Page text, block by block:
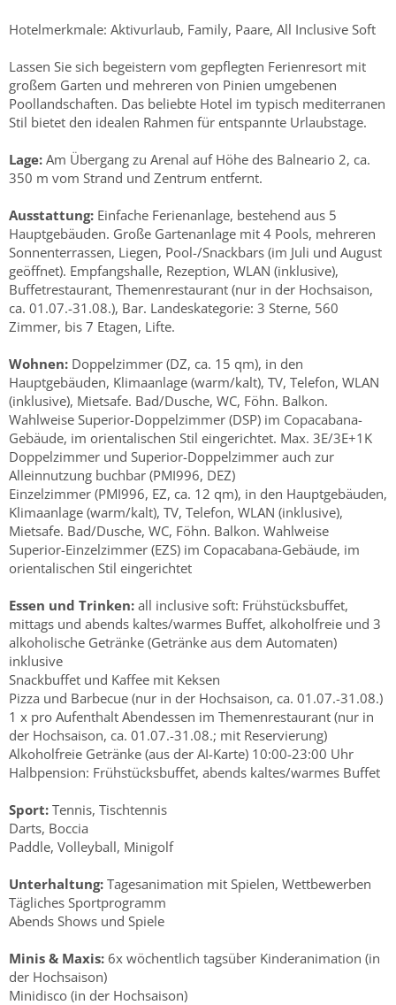
Hotelmerkmale: Aktivurlaub, Family, Paare, All Inclusive Soft
Lassen Sie sich begeistern vom gepflegten Ferienresort mit
großem Garten und mehreren von Pinien umgebenen
Poollandschaften. Das beliebte Hotel im typisch mediterranen
Stil bietet den idealen Rahmen für entspannte Urlaubstage.
Lage: Am Übergang zu Arenal auf Höhe des Balneario 2, ca.
350 m vom Strand und Zentrum entfernt.
Ausstattung: Einfache Ferienanlage, bestehend aus 5
Hauptgebäuden. Große Gartenanlage mit 4 Pools, mehreren
Sonnenterrassen, Liegen, Pool-/Snackbars (im Juli und August
geöffnet). Empfangshalle, Rezeption, WLAN (inklusive),
Buffetrestaurant, Themenrestaurant (nur in der Hochsaison,
ca. 01.07.-31.08.), Bar. Landeskategorie: 3 Sterne, 560
Zimmer, bis 7 Etagen, Lifte.
Wohnen: Doppelzimmer (DZ, ca. 15 qm), in den
Hauptgebäuden, Klimaanlage (warm/kalt), TV, Telefon, WLAN
(inklusive), Mietsafe. Bad/Dusche, WC, Föhn. Balkon.
Wahlweise Superior-Doppelzimmer (DSP) im Copacabana-
Gebäude, im orientalischen Stil eingerichtet. Max. 3E/3E+1K
Doppelzimmer und Superior-Doppelzimmer auch zur
Alleinnutzung buchbar (PMI996, DEZ)
Einzelzimmer (PMI996, EZ, ca. 12 qm), in den Hauptgebäuden,
Klimaanlage (warm/kalt), TV, Telefon, WLAN (inklusive),
Mietsafe. Bad/Dusche, WC, Föhn. Balkon. Wahlweise
Superior-Einzelzimmer (EZS) im Copacabana-Gebäude, im
orientalischen Stil eingerichtet
Essen und Trinken: all inclusive soft: Frühstücksbuffet,
mittags und abends kaltes/warmes Buffet, alkoholfreie und 3
alkoholische Getränke (Getränke aus dem Automaten)
inklusive
Snackbuffet und Kaffee mit Keksen
Pizza und Barbecue (nur in der Hochsaison, ca. 01.07.-31.08.)
1 x pro Aufenthalt Abendessen im Themenrestaurant (nur in
der Hochsaison, ca. 01.07.-31.08.; mit Reservierung)
Alkoholfreie Getränke (aus der AI-Karte) 10:00-23:00 Uhr
Halbpension: Frühstücksbuffet, abends kaltes/warmes Buffet
Sport: Tennis, Tischtennis
Darts, Boccia
Paddle, Volleyball, Minigolf
Unterhaltung: Tagesanimation mit Spielen, Wettbewerben
Tägliches Sportprogramm
Abends Shows und Spiele
Minis & Maxis: 6x wöchentlich tagsüber Kinderanimation (in
der Hochsaison)
Minidisco (in der Hochsaison)